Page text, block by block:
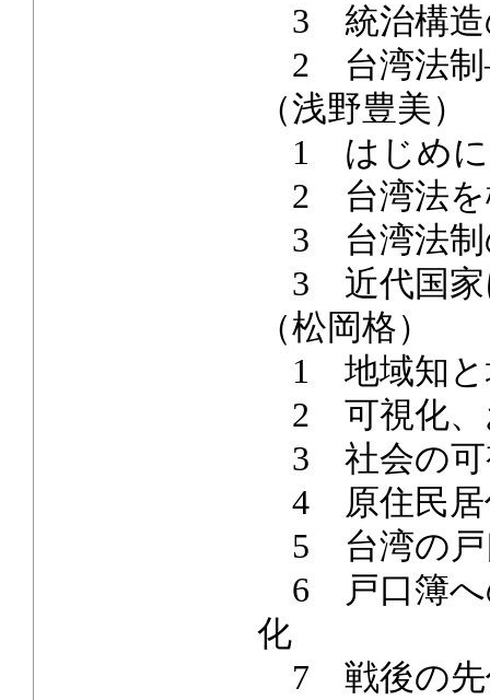
3 統治構造
2 台湾法制
（浅野豊美）
1 はじめに
2 台湾法を
3 台湾法制
3 近代国家
（松岡格）
1 地域知と
2 可視化、
3 社会の可
4 原住民居
5 台湾の戸
6 戸口簿へ
化
7 戦後の先